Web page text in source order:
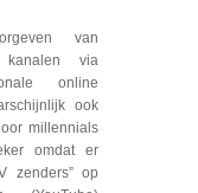
van
kanalen via
online
ook
millennials
omdat er
zenders” op